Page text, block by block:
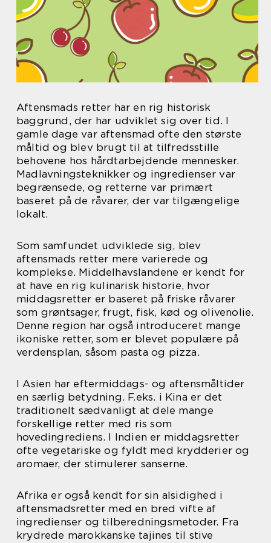
Aftensmads retter har en rig historisk
baggrund, der har udviklet sig over tid. I
gamle dage var aftensmad ofte den største
måltid og blev brugt til at tilfredsstille
behovene hos hårdtarbejdende mennesker.
Madlavningsteknikker og ingredienser var
begrænsede, og retterne var primært
baseret på de råvarer, der var tilgængelige
lokalt.
Som samfundet udviklede sig, blev
aftensmads retter mere varierede og
komplekse. Middelhavslandene er kendt for
at have en rig kulinarisk historie, hvor
middagsretter er baseret på friske råvarer
som grøntsager, frugt, fisk, kød og olivenolie.
Denne region har også introduceret mange
ikoniske retter, som er blevet populære på
verdensplan, såsom pasta og pizza.
I Asien har eftermiddags- og aftensmåltider
en særlig betydning. F.eks. i Kina er det
traditionelt sædvanligt at dele mange
forskellige retter med ris som
hovedingrediens. I Indien er middagsretter
ofte vegetariske og fyldt med krydderier og
aromaer, der stimulerer sanserne.
Afrika er også kendt for sin alsidighed i
aftensmadsretter med en bred vifte af
ingredienser og tilberedningsmetoder. Fra
krydrede marokkanske tajines til stive